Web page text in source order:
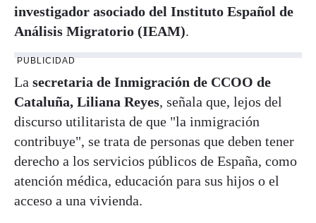
investigador asociado del Instituto Español de
Análisis Migratorio (IEAM).
PUBLICIDAD
La secretaria de Inmigración de CCOO de
Cataluña, Liliana Reyes, señala que, lejos del
discurso utilitarista de que "la inmigración
contribuye", se trata de personas que deben tener
derecho a los servicios públicos de España, como
atención médica, educación para sus hijos o el
acceso a una vivienda.